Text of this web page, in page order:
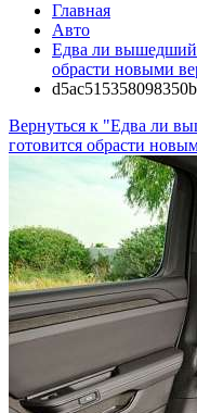
Главная
Авто
Едва ли вышедший
обрасти новыми
Вернуться к "Едва ли
готовится обрасти